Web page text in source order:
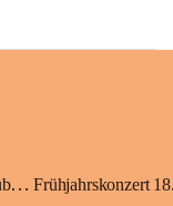
150 Jahre Freiwillige Feuerwehr Paternion – Jubiläumsfest Frühjahrskonzert